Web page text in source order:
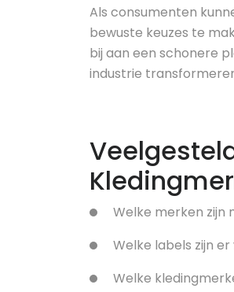
Als consumenten
bewuste keuzes te
bij aan een schonere
industrie
Welke merken zijn
Welke labels zijn
Welke